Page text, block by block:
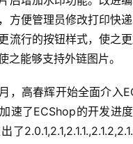
方便管理员修改打印快
流行的按钮样式，使之
之能够支持外链图片。
速了ECShop的开发进
了